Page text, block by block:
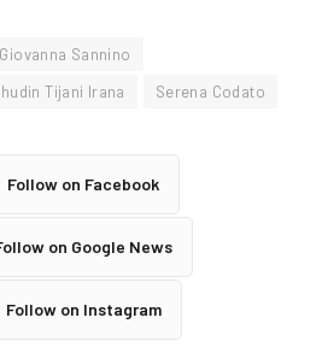
Giovanna Sannino
Tijani Irana Serena Codato
Follow on Facebook
on Google News
Follow on Instagram